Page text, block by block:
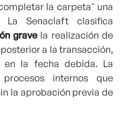
la carpeta" una
Senaclaft clasifica
grave la realización de
a la transacción,
en la fecha debida. La
internos que
la aprobación previa de